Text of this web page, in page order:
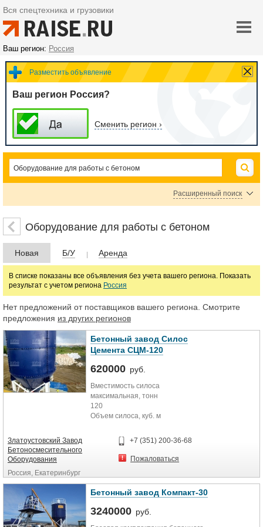
Вся спецтехника и грузовики
Ваш регион: Россия
Разместить объявление
Ваш регион Россия?
Сменить регион ›
Расширенный поиск
Цена
руб.
Марка
Оборудование для работы с бетоном
Новая Б/У Аренда
В списке показаны все объявления без учета вашего региона. Показать
результат с учетом региона Россия
Нет предложений от поставщиков вашего региона. Смотрите
предложения из других регионов
Бетонный завод Силос
Цемента СЦМ-120
620000 руб.
Вместимость силоса
максимальная, тонн
120
Объем силоса, куб. м
Загрузка цементовозом
Вибратор MVE300, КВт
Диаметр трубы закачки, мм
100
Система сводообрушения есть
Система аэрации опция
Затвор ручной есть
Златоустовский Завод
Бетоносмесительного
Оборудования
Россия, Екатеринбург
+7 (351) 200-36-68
Пожаловаться
Бетонный завод Компакт-30
3240000 руб.